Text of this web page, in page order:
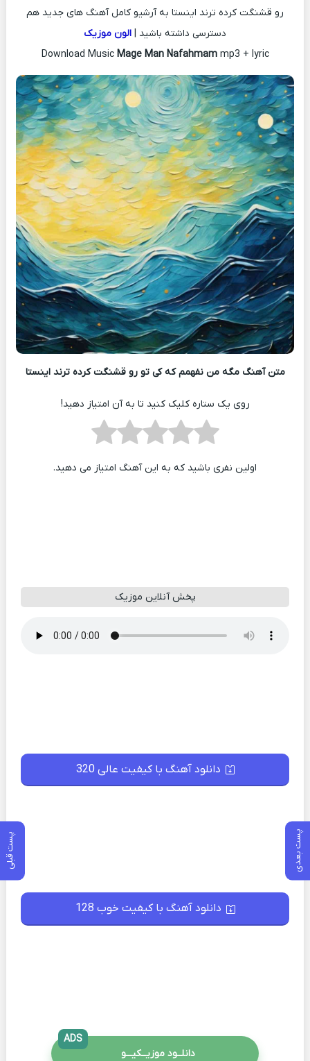
پست بعدی پست قبلی
رو قشنگت کرده ترند اینستا به آرشیو کامل آهنگ های جدید هم
دسترسی داشته باشید | الون موزیک
Download Music Mage Man Nafahmam mp3 + lyric
متن آهنگ مگه من نفهمم که کی تو رو قشنگت کرده ترند اینستا
روی یک ستاره کلیک کنید تا به آن امتیاز دهید!
اولین نفری باشید که به این آهنگ امتیاز می دهید.
پخش آنلاین موزیک
دانلود آهنگ با کیفیت عالی 320
دانلود آهنگ با کیفیت خوب 128
دانلــود موزیــکیـــو
ADS